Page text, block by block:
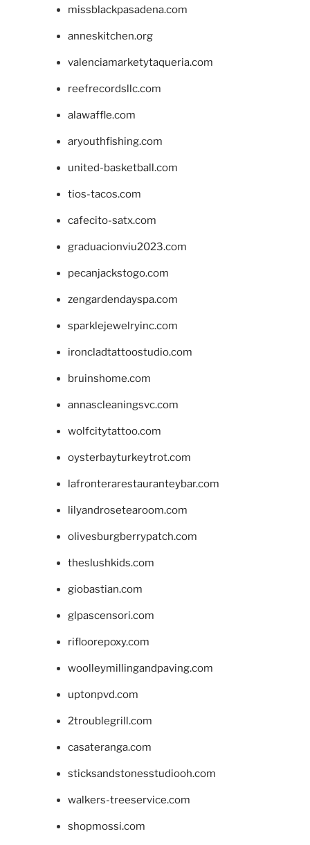
missblackpasadena.com
anneskitchen.org
valenciamarketytaqueria.com
reefrecordsllc.com
alawaffle.com
aryouthfishing.com
united-basketball.com
tios-tacos.com
cafecito-satx.com
graduacionviu2023.com
pecanjackstogo.com
zengardendayspa.com
sparklejewelryinc.com
ironcladtattoostudio.com
bruinshome.com
annascleaningsvc.com
wolfcitytattoo.com
oysterbayturkeytrot.com
lafronterarestauranteybar.com
lilyandrosetearoom.com
olivesburgberrypatch.com
theslushkids.com
giobastian.com
glpascensori.com
rifloorepoxy.com
woolleymillingandpaving.com
uptonpvd.com
2troublegrill.com
casateranga.com
sticksandstonesstudiooh.com
walkers-treeservice.com
shopmossi.com